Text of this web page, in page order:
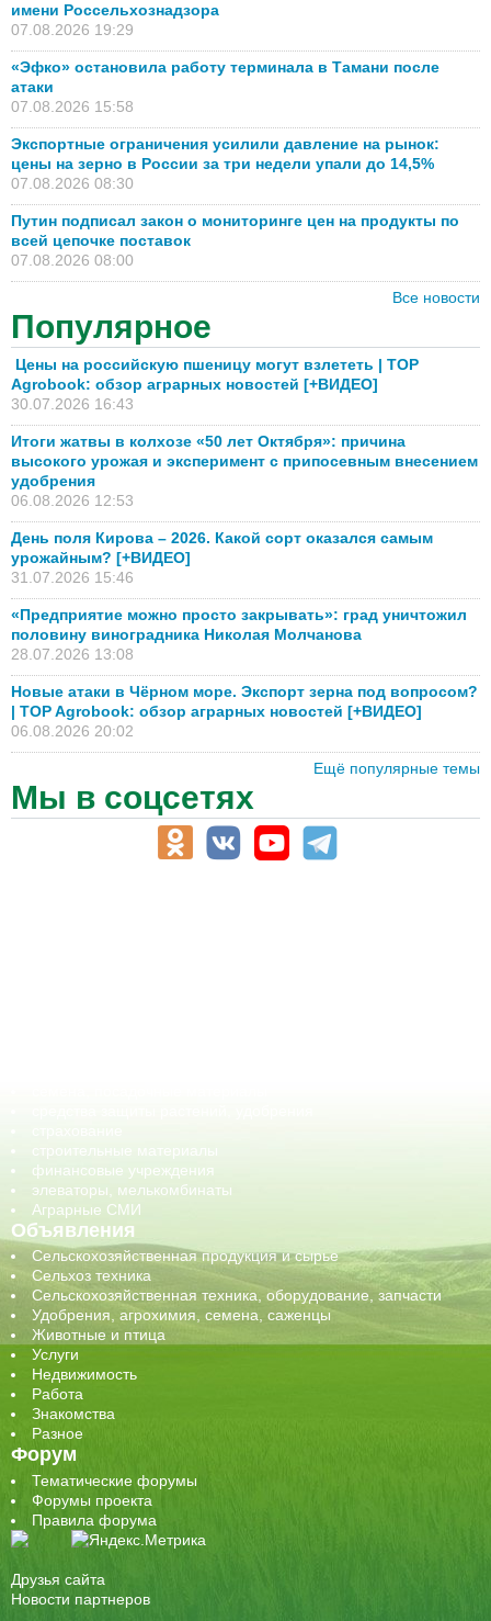
имени Россельхознадзора
07.08.2026 19:29
«Эфко» остановила работу терминала в Тамани после
атаки
07.08.2026 15:58
Экспортные ограничения усилили давление на рынок:
цены на зерно в России за три недели упали до 14,5%
07.08.2026 08:30
Путин подписал закон о мониторинге цен на продукты по
всей цепочке поставок
07.08.2026 08:00
Все новости
Популярное
Цены на российскую пшеницу могут взлететь | TOP
Agrobook: обзор аграрных новостей [+ВИДЕО]
30.07.2026 16:43
Итоги жатвы в колхозе «50 лет Октября»: причина
высокого урожая и эксперимент с припосевным внесением
удобрения
06.08.2026 12:53
День поля Кирова – 2026. Какой сорт оказался самым
урожайным? [+ВИДЕО]
31.07.2026 15:46
«Предприятие можно просто закрывать»: град уничтожил
половину виноградника Николая Молчанова
28.07.2026 13:08
Новые атаки в Чёрном море. Экспорт зерна под вопросом?
| TOP Agrobook: обзор аграрных новостей [+ВИДЕО]
06.08.2026 20:02
Ещё популярные темы
Мы в соцсетях
строительные материалы
финансовые учреждения
элеваторы, мелькомбинаты
Аграрные СМИ
Объявления
Сельскохозяйственная продукция и сырье
Сельхоз техника
Сельскохозяйственная техника, оборудование, запчасти
Удобрения, агрохимия, семена, саженцы
Животные и птица
Услуги
Недвижимость
Работа
Знакомства
Разное
Форум
Тематические форумы
Форумы проекта
Правила форума
Друзья сайта
Новости партнеров